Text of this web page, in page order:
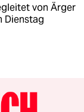
von Ärger
Dienstag